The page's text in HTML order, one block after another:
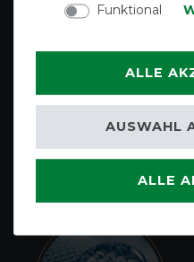
Gutscheine
Funktional
ALLE
ALLE
AUSWAHL